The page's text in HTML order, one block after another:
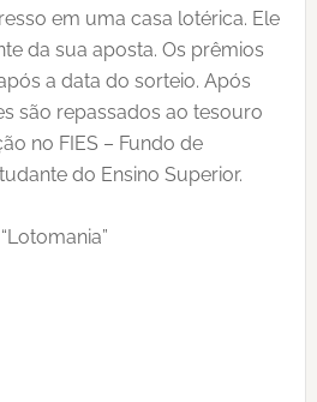
em uma casa lotérica. Ele
da sua aposta. Os prêmios
a data do sorteio. Após
são repassados ao tesouro
no FIES – Fundo de
do Ensino Superior.